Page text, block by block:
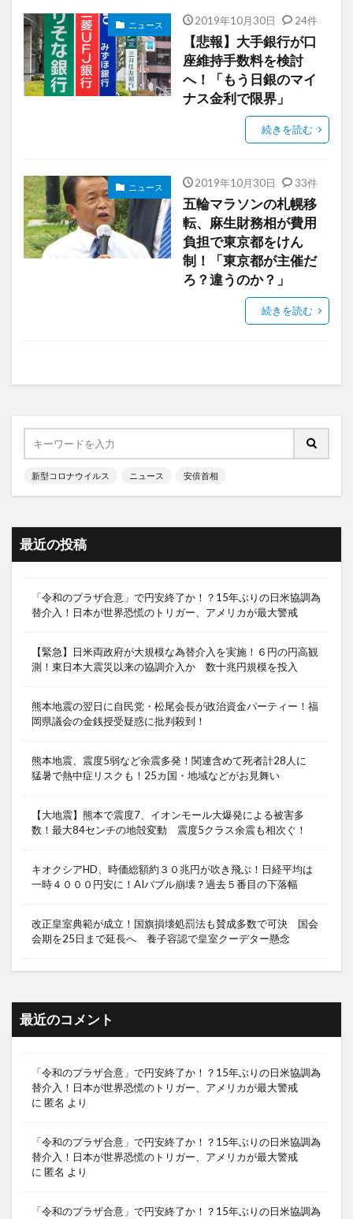
ニュース 2019年10月30日 24件
【悲報】大手銀行が口
座維持手数料を検討
へ！「もう日銀のマイ
ナス金利で限界」
続きを読む
ニュース 2019年10月30日 33件
五輪マラソンの札幌移
転、麻生財務相が費用
負担で東京都をけん
制！「東京都が主催だ
ろ？違うのか？」
続きを読む
新型コロナウイルス ニュース 安倍首相
最近の投稿
「令和のプラザ合意」で円安終了か！？15年ぶりの日米協調為
替介入！日本が世界恐慌のトリガー、アメリカが最大警戒
【緊急】日米両政府が大規模な為替介入を実施！６円の円高観
測！東日本大震災以来の協調介入か 数十兆円規模を投入
熊本地震の翌日に自民党・松尾会長が政治資金パーティー！福
岡県議会の金銭授受疑惑に批判殺到！
熊本地震、震度5弱など余震多発！関連含めて死者計28人に
猛暑で熱中症リスクも！25カ国・地域などがお見舞い
【大地震】熊本で震度7、イオンモール大爆発による被害多
数！最大84センチの地殻変動 震度5クラス余震も相次ぐ！
キオクシアHD、時価総額約３０兆円が吹き飛ぶ！日経平均は
一時４０００円安に！AIバブル崩壊？過去５番目の下落幅
改正皇室典範が成立！国旗損壊処罰法も賛成多数で可決 国会
会期を25日まで延長へ 養子容認で皇室クーデター懸念
最近のコメント
「令和のプラザ合意」で円安終了か！？15年ぶりの日米協調為
替介入！日本が世界恐慌のトリガー、アメリカが最大警戒
に 匿名 より
「令和のプラザ合意」で円安終了か！？15年ぶりの日米協調為
替介入！日本が世界恐慌のトリガー、アメリカが最大警戒
に 匿名 より
「令和のプラザ合意」で円安終了か！？15年ぶりの日米協調為